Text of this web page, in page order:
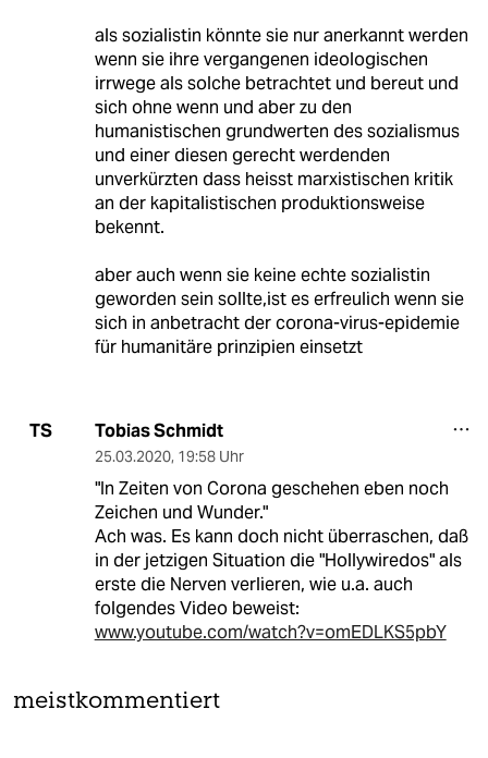
als sozialistin könnte sie nur anerkannt werden
wenn sie ihre vergangenen ideologischen
irrwege als solche betrachtet und bereut und
sich ohne wenn und aber zu den
humanistischen grundwerten des sozialismus
und einer diesen gerecht werdenden
unverkürzten dass heisst marxistischen kritik
an der kapitalistischen produktionsweise
bekennt.
aber auch wenn sie keine echte sozialistin
geworden sein sollte,ist es erfreulich wenn sie
sich in anbetracht der corona-virus-epidemie
für humanitäre prinzipien einsetzt
TS Tobias Schmidt
25.03.2020, 19:58 Uhr
"In Zeiten von Corona geschehen eben noch
Zeichen und Wunder."
Ach was. Es kann doch nicht überraschen, daß
in der jetzigen Situation die "Hollywiredos" als
erste die Nerven verlieren, wie u.a. auch
folgendes Video beweist:
www.youtube.com/watch?v=omEDLKS5pbY
meistkommentiert